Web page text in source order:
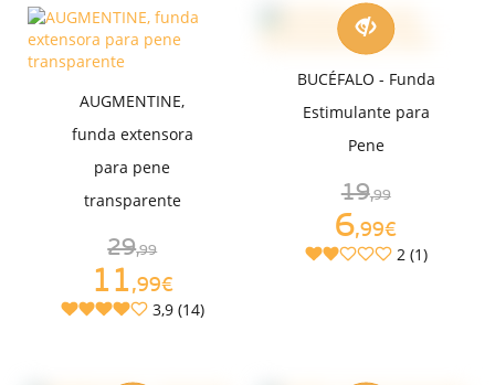
AUGMENTINE,
funda extensora
para pene
transparente
29,99
11,99€
3,9 (14)
BUCÉFALO - Funda
Estimulante para
Pene
19,99
6,99€
2 (1)